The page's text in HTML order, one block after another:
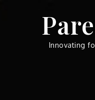
Innovating